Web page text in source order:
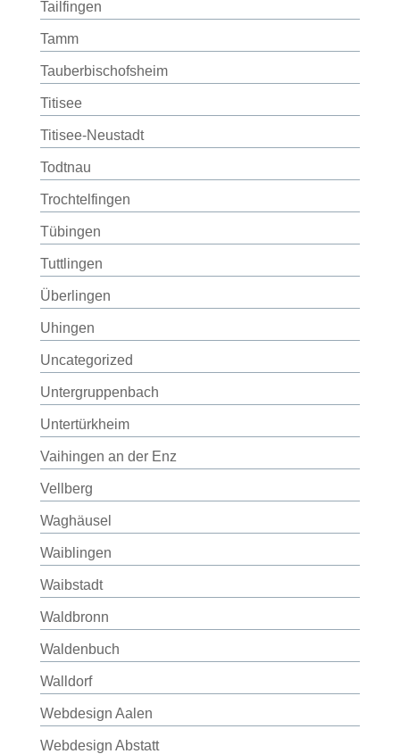
Tailfingen
Tamm
Tauberbischofsheim
Titisee
Titisee-Neustadt
Todtnau
Trochtelfingen
Tübingen
Tuttlingen
Überlingen
Uhingen
Uncategorized
Untergruppenbach
Untertürkheim
Vaihingen an der Enz
Vellberg
Waghäusel
Waiblingen
Waibstadt
Waldbronn
Waldenbuch
Walldorf
Webdesign Aalen
Webdesign Abstatt